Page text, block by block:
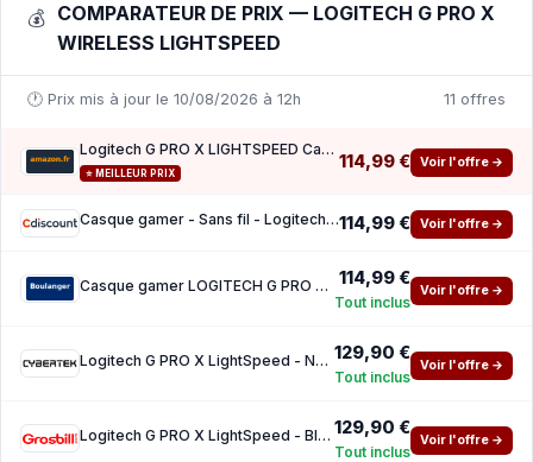
💰 COMPARATEUR DE PRIX — LOGITECH G PRO X
WIRELESS LIGHTSPEED
🕐 Prix mis à jour le 10/08/2026 à 12h 11 offres
Logitech G PRO X LIGHTSPEED Casque gaming sans fil
⭐ MEILLEUR PRIX
114,99 € Voir l'offre →
Casque gamer - Sans fil - Logitech G - Pro X - Bluetooth - PC - Black114,99 € Voir l'offre →
Casque gamer LOGITECH G PRO X WIRELESS Lighspeed 114,99 €
Tout inclus
Voir l'offre →
Logitech G PRO X LightSpeed - Noir Sans fil 129,90 €
Tout inclus
Voir l'offre →
Logitech G PRO X LightSpeed - Black Sans fil 129,90 €
Tout inclus
Voir l'offre →